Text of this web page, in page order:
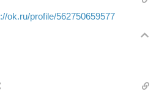
ok.ru/profile/562750659577